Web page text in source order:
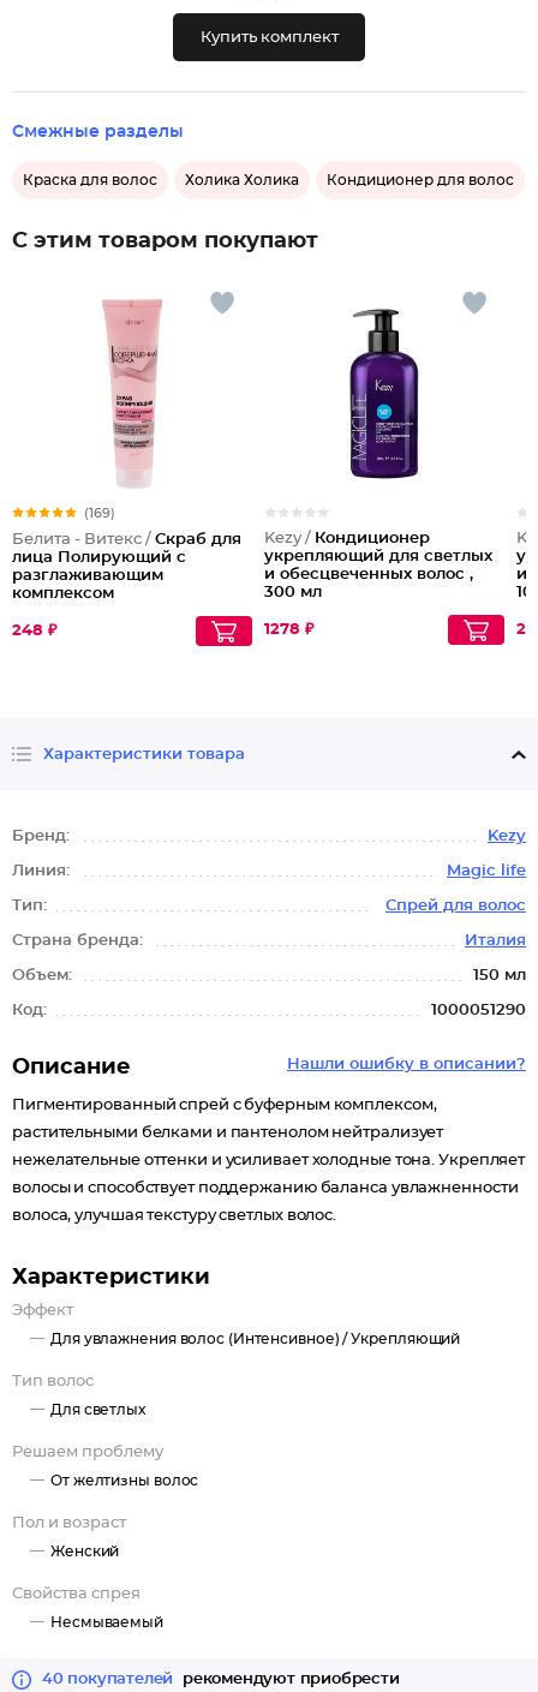
Купить комплект
Смежные разделы
Краска для волос Холика Холика Кондиционер для волос
С этим товаром покупают
(169)
Белита - Витекс / Скраб для
лица Полирующий c
разглаживающим
комплексом
248 ₽
Kezy / Кондиционер
укрепляющий для светлых
и обесцвеченных волос ,
300 мл
1278 ₽
и
Характеристики товара
Бренд: Kezy
Линия: Magic life
Тип: Спрей для волос
Страна бренда: Италия
Объем: 150 мл
Код: 1000051290
Нашли ошибку в описании?
Описание
Пигментированный спрей с буферным комплексом,
растительными белками и пантенолом нейтрализует
нежелательные оттенки и усиливает холодные тона. Укрепляет
волосы и способствует поддержанию баланса увлажненности
волоса, улучшая текстуру светлых волос.
Характеристики
Эффект
Для увлажнения волос (Интенсивное) /Укрепляющий
Тип волос
Для светлых
Решаем проблему
От желтизны волос
Пол и возраст
Женский
Свойства спрея
Несмываемый
40 покупателей рекомендуют приобрести